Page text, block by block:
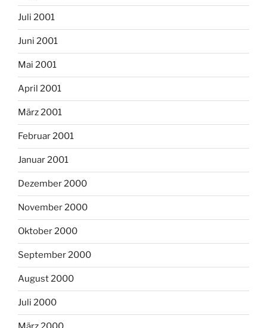
Juli 2001
Juni 2001
Mai 2001
April 2001
März 2001
Februar 2001
Januar 2001
Dezember 2000
November 2000
Oktober 2000
September 2000
August 2000
Juli 2000